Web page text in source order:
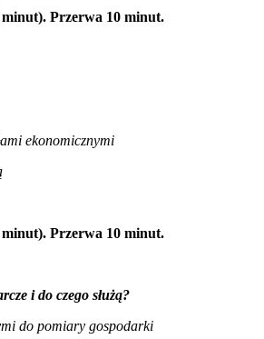
minut). Przerwa 10 minut.
ekonomicznymi
minut). Przerwa 10 minut.
i do czego służą?
do pomiary gospodarki